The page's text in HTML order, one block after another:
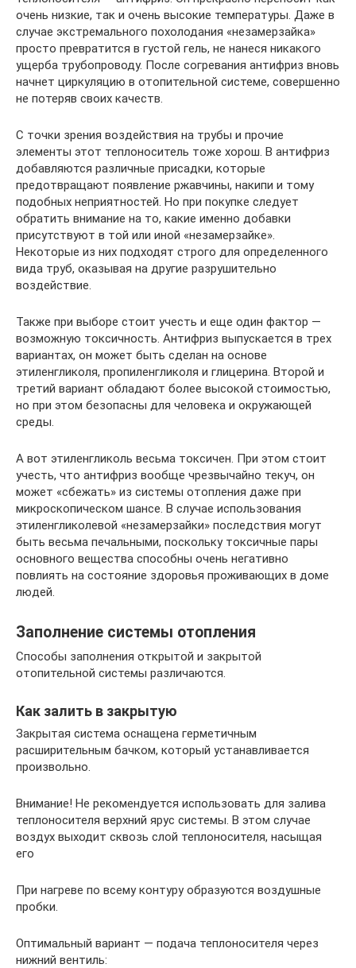
очень низкие, так и очень высокие температуры. Даже в
случае экстремального похолодания «незамерзайка»
просто превратится в густой гель, не нанеся никакого
ущерба трубопроводу. После согревания антифриз вновь
начнет циркуляцию в отопительной системе, совершенно
не потеряв своих качеств.
С точки зрения воздействия на трубы и прочие
элементы этот теплоноситель тоже хорош. В антифриз
добавляются различные присадки, которые
предотвращают появление ржавчины, накипи и тому
подобных неприятностей. Но при покупке следует
обратить внимание на то, какие именно добавки
присутствуют в той или иной «незамерзайке».
Некоторые из них подходят строго для определенного
вида труб, оказывая на другие разрушительно
воздействие.
Также при выборе стоит учесть и еще один фактор —
возможную токсичность. Антифриз выпускается в трех
вариантах, он может быть сделан на основе
этиленгликоля, пропиленгликоля и глицерина. Второй и
третий вариант обладают более высокой стоимостью,
но при этом безопасны для человека и окружающей
среды.
А вот этиленгликоль весьма токсичен. При этом стоит
учесть, что антифриз вообще чрезвычайно текуч, он
может «сбежать» из системы отопления даже при
микроскопическом шансе. В случае использования
этиленгликолевой «незамерзайки» последствия могут
быть весьма печальными, поскольку токсичные пары
основного вещества способны очень негативно
повлиять на состояние здоровья проживающих в доме
людей.
Заполнение системы отопления
Способы заполнения открытой и закрытой
отопительной системы различаются.
Как залить в закрытую
Закрытая система оснащена герметичным
расширительным бачком, который устанавливается
произвольно.
Внимание! Не рекомендуется использовать для залива
теплоносителя верхний ярус системы. В этом случае
воздух выходит сквозь слой теплоносителя, насыщая
его
При нагреве по всему контуру образуются воздушные
пробки.
Оптимальный вариант — подача теплоносителя через
нижний вентиль: